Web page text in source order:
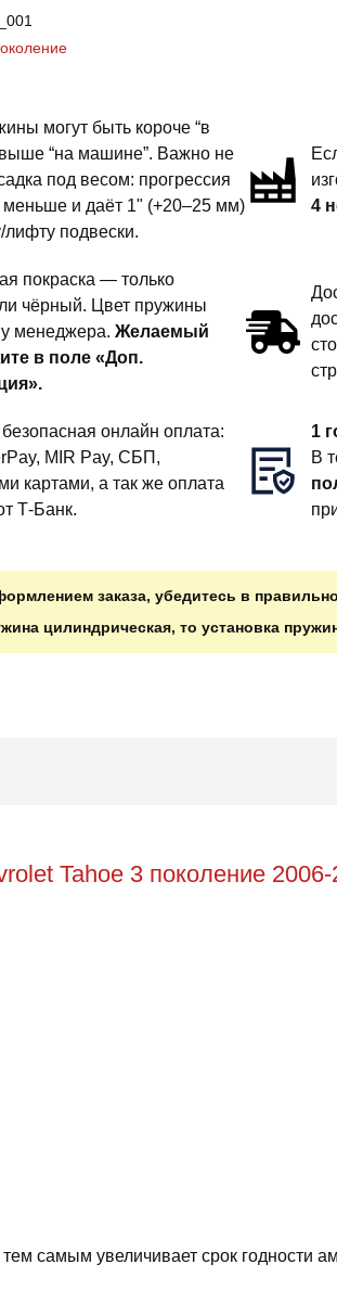
могут быть короче “в
выше “на машине”. Важно не
под весом: прогрессия
меньше и даёт 1" (+20–25 мм)
лифту подвески.
4
покраска — только
чёрный. Цвет пружины
у менеджера.Желаемый
в поле «Доп.
онлайн оплата:
MIR Pay, СБП,
картами, а так же оплата
Т-Банк.
1
В
заказа, убедитесь в
цилиндрическая, то установка
Tahoe 3 поколение
самым увеличивает срок годности